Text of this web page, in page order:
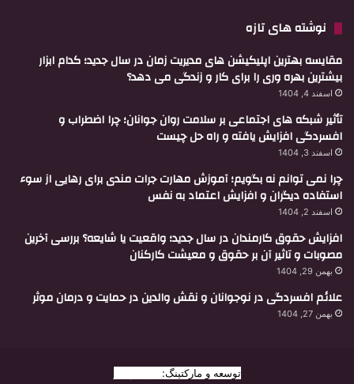
نوشته های تازه
مقایسه بهترین اپلیکیشن های مدیریت زمان در سال جدید؛ کدام ابزار
بیشترین بهره وری را برای کار و زندگی می دهد؟
اسفند 4, 1404
تأثیر شبکه های اجتماعی بر سلامت روان جوانان؛ چرا اضطراب و
افسردگی افزایش یافته و راه حل چیست
اسفند 3, 1404
چرا نمی توانم نه بگویم؛ آموزش مهارت جرات مندی برای رهایی از سوء
استفاده دیگران و افزایش اعتماد به نفس
اسفند 2, 1404
افزایش حقوق کارمندان در سال جدید؛ واقعیت یا شایعه؟ بررسی آخرین
مصوبات و تاثیر آن بر حقوق و معیشت کارکنان
بهمن 29, 1404
علائم افسردگی در نوجوانان و نقش والدین در حمایت و درمان موثر
بهمن 27, 1404
توسعه و مارکتینگ: